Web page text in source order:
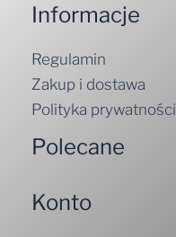
Informacje
Regulamin
Zakup i dostawa
Polityka prywatności
Polecane
Konto